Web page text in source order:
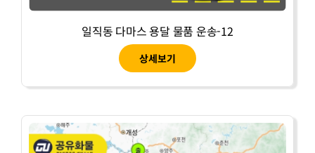
일직동 다마스 용달 물품 운송-12
상세보기